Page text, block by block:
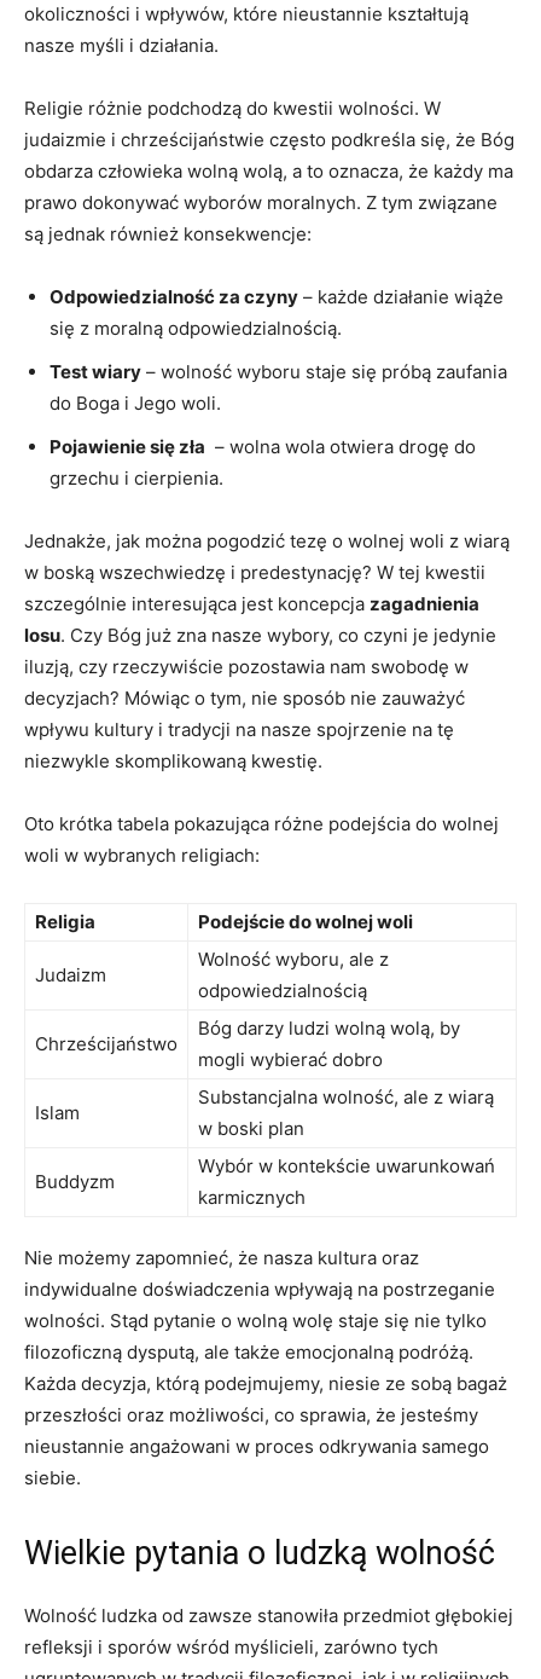
okoliczności‍ i wpływów, które nieustannie kształtują
nasze​ myśli i działania.
Religie różnie podchodzą ⁢do kwestii ⁣wolności. W
judaizmie i chrześcijaństwie często ​podkreśla się, że Bóg
obdarza człowieka wolną wolą, a ⁢to oznacza, że każdy ⁣ma
‍prawo⁢ dokonywać wyborów moralnych.​ Z tym związane
są jednak również konsekwencje:
Odpowiedzialność za⁤ czyny – każde działanie wiąże
się z⁣ moralną odpowiedzialnością.
Test wiary – wolność wyboru staje się próbą zaufania
⁤do Boga​ i Jego woli.
Pojawienie się ‍zła ⁢ – wolna wola otwiera drogę do
grzechu i⁣ cierpienia.
Jednakże, jak można pogodzić tezę‍ o ⁤wolnej woli ⁣z⁢ wiarą
w⁤ boską wszechwiedzę ⁣i predestynację? W tej kwestii
szczególnie⁢ interesująca jest koncepcja zagadnienia⁤
losu. Czy Bóg już‍ zna nasze wybory, co czyni je jedynie
iluzją, czy rzeczywiście⁢ pozostawia ⁤nam swobodę w
decyzjach? Mówiąc o tym, ​nie sposób nie‌ zauważyć
wpływu​ kultury i tradycji na nasze spojrzenie na‍ tę
niezwykle ⁢skomplikowaną‌ kwestię.
Oto​ krótka⁢ tabela pokazująca różne podejścia do ‍wolnej
woli​ w wybranych religiach:
Religia Podejście do wolnej​ woli
Judaizm
Wolność wyboru, ale z
⁢odpowiedzialnością
Chrześcijaństwo
Bóg darzy ludzi wolną wolą, ​by
mogli wybierać dobro
Islam
Substancjalna wolność, ‍ale​ z wiarą
w boski plan
Buddyzm
Wybór w‍ kontekście uwarunkowań
karmicznych
Nie możemy ​zapomnieć, że nasza kultura oraz
indywidualne doświadczenia wpływają na​ postrzeganie
wolności. Stąd pytanie o wolną wolę staje się nie tylko
filozoficzną dysputą, ale także emocjonalną⁣ podróżą.
Każda decyzja, którą podejmujemy,​ niesie ze sobą​ bagaż
przeszłości ⁣oraz możliwości, co sprawia,​ że jesteśmy
nieustannie angażowani w proces odkrywania samego
siebie.
Wielkie pytania⁤ o ludzką wolność
Wolność ludzka⁢ od⁣ zawsze stanowiła przedmiot głębokiej‌
refleksji i sporów wśród myślicieli, zarówno tych